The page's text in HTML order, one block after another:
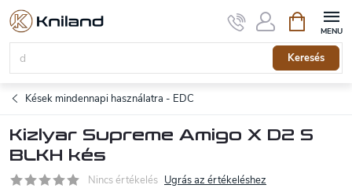
Ugrás
tartalomhoz
Keresés
Kések mindennapi használatra - EDC
Kizlyar Supreme Amigo X D2 S
BLKH kés
Nincs értékelés Ugrás az értékeléshez